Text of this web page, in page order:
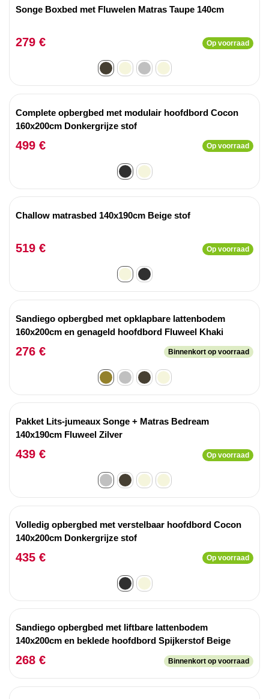
Songe Boxbed met Fluwelen Matras Taupe 140cm
279 € Op voorraad
Complete opbergbed met modulair hoofdbord Cocon
160x200cm Donkergrijze stof
499 € Op voorraad
Challow matrasbed 140x190cm Beige stof
519 € Op voorraad
Sandiego opbergbed met opklapbare lattenbodem
160x200cm en genageld hoofdbord Fluweel Khaki
276 € Binnenkort op voorraad
Pakket Lits-jumeaux Songe + Matras Bedream
140x190cm Fluweel Zilver
439 € Op voorraad
Volledig opbergbed met verstelbaar hoofdbord Cocon
140x200cm Donkergrijze stof
435 € Op voorraad
Sandiego opbergbed met liftbare lattenbodem
140x200cm en beklede hoofdbord Spijkerstof Beige
268 € Binnenkort op voorraad